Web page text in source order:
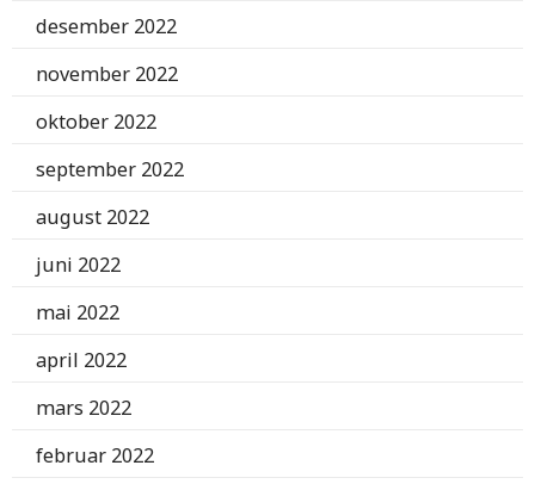
desember 2022
november 2022
oktober 2022
september 2022
august 2022
juni 2022
mai 2022
april 2022
mars 2022
februar 2022